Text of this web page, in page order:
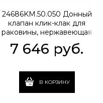
24686KM.50.050 Донный
клапан клик-клак для
раковины, нержавеющая
7 646 руб.
В КОРЗИНУ